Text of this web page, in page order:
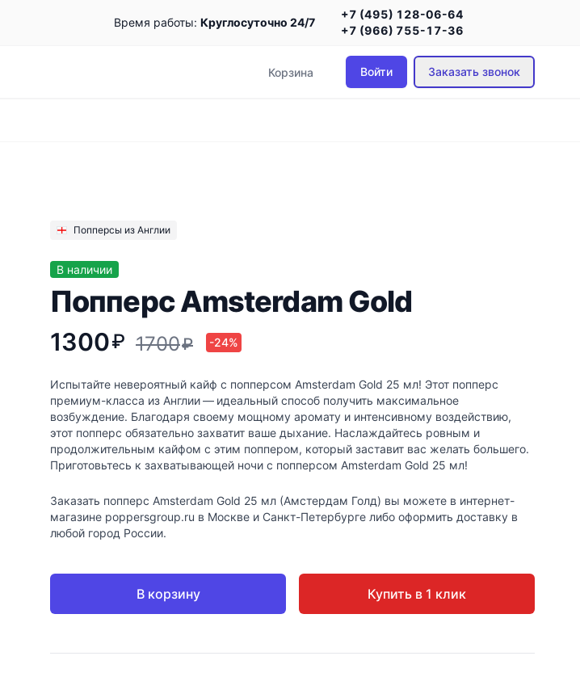
Время работы: Круглосуточно 24/7
+7 (495) 128-06-64
+7 (966) 755-17-36
Корзина Войти Заказать звонок
Попперсы из Англии
В наличии
Попперс Amsterdam Gold
1300₽ 1700₽ -24%
Испытайте невероятный кайф с попперсом Amsterdam Gold 25 мл! Этот попперс
премиум-класса из Англии — идеальный способ получить максимальное
возбуждение. Благодаря своему мощному аромату и интенсивному воздействию,
этот попперс обязательно захватит ваше дыхание. Наслаждайтесь ровным и
продолжительным кайфом с этим поппером, который заставит вас желать большего.
Приготовьтесь к захватывающей ночи с попперсом Amsterdam Gold 25 мл!
Заказать попперс Amsterdam Gold 25 мл (Амстердам Голд) вы можете в интернет-
магазине poppersgroup.ru в Москве и Санкт-Петербурге либо оформить доставку в
любой город России.
В корзину Купить в 1 клик